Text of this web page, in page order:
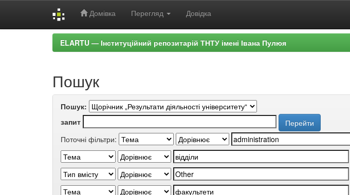
Домівка Перегляд Довідка
ELARTU — Інституційний репозитарій ТНТУ імені Івана Пулюя
Пошук
Пошук:
запит
Поточні фільтри: